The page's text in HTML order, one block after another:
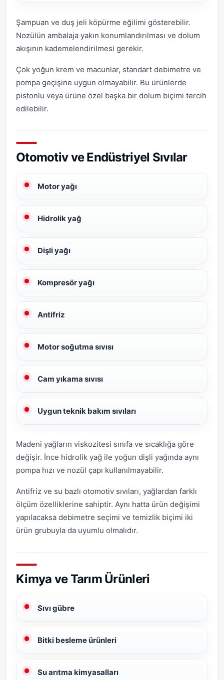
Şampuan ve duş jeli köpürme eğilimi gösterebilir.
Nozülün ambalaja yakın konumlandırılması ve dolum
akışının kademelendirilmesi gerekir.
Çok yoğun krem ve macunlar, standart debimetre ve
pompa geçişine uygun olmayabilir. Bu ürünlerde
pistonlu veya ürüne özel başka bir dolum biçimi tercih
edilebilir.
Otomotiv ve Endüstriyel Sıvılar
Motor yağı
Hidrolik yağ
Dişli yağı
Kompresör yağı
Antifriz
Motor soğutma sıvısı
Cam yıkama sıvısı
Uygun teknik bakım sıvıları
Madeni yağların viskozitesi sınıfa ve sıcaklığa göre
değişir. İnce hidrolik yağ ile yoğun dişli yağında aynı
pompa hızı ve nozül çapı kullanılmayabilir.
Antifriz ve su bazlı otomotiv sıvıları, yağlardan farklı
ölçüm özelliklerine sahiptir. Aynı hatta ürün değişimi
yapılacaksa debimetre seçimi ve temizlik biçimi iki
ürün grubuyla da uyumlu olmalıdır.
Kimya ve Tarım Ürünleri
Sıvı gübre
Bitki besleme ürünleri
Su arıtma kimyasalları